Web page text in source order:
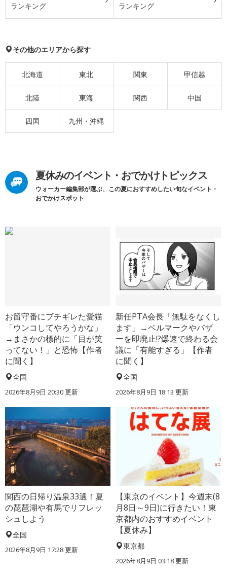
ランキング
ランキング
その他のエリアから探す
北海道 東北 関東 甲信越
北陸 東海 関西 中国
四国 九州・沖縄
夏休みのイベント・おでかけトピックス
ウォーカー編集部が選ぶ、この夏におすすめしたい旬なイベント・
おでかけスポット
お留守番にブチギレた愛猫
「ウンコしてやろうかな」
→まさかの標的に「目が笑
ってない！」と恐怖【作者
に聞く】
全国
2026年8月9日 20:30更新
新任PTA会長「無駄をなくし
ます」→ベルマークやバザ
ーを即廃止!?爆速で終わる会
議に「有能すぎる」【作者
に聞く】
全国
2026年8月9日 18:13 更新
関西の日帰り温泉33選！夏
の琵琶湖や有馬でリフレッ
シュしよう
全国
2026年8月9日 17:28更新
【東京のイベント】今週末(8
月8日～9日)に行きたい！東
京都内のおすすめイベント
【夏休み】
東京都
2026年8月9日 03:18更新